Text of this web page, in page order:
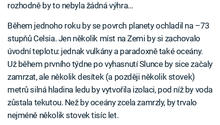
rozhodně by to nebyla žádná výhra…
Během jednoho roku by se povrch planety ochladil na –73
stupňů Celsia. Jen několik míst na Zemi by si zachovalo
úvodní teplotu: jednak vulkány a paradoxně také oceány.
Už během prvního týdne po vyhasnutí Slunce by sice začaly
zamrzat, ale několik desítek (a později několik stovek)
metrů silná hladina ledu by vytvořila izolaci, pod níž by voda
zůstala tekutou. Než by oceány zcela zamrzly, by trvalo
nejméně několik stovek tisíc let.